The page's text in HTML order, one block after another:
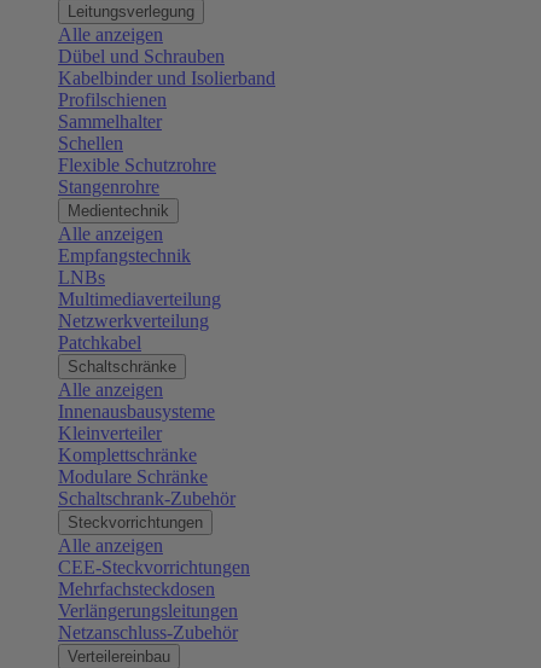
Leitungsverlegung
Alle anzeigen
Dübel und Schrauben
Kabelbinder und Isolierband
Profilschienen
Sammelhalter
Schellen
Flexible Schutzrohre
Stangenrohre
Medientechnik
Alle anzeigen
Empfangstechnik
LNBs
Multimediaverteilung
Netzwerkverteilung
Patchkabel
Schaltschränke
Alle anzeigen
Innenausbausysteme
Kleinverteiler
Komplettschränke
Modulare Schränke
Schaltschrank-Zubehör
Steckvorrichtungen
Alle anzeigen
CEE-Steckvorrichtungen
Mehrfachsteckdosen
Verlängerungsleitungen
Netzanschluss-Zubehör
Verteilereinbau